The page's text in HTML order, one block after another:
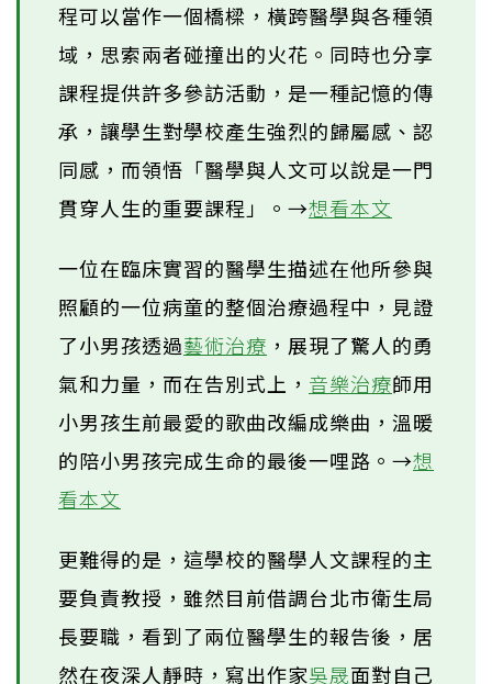
程可以當作一個橋樑，橫跨醫學與各種領
域，思索兩者碰撞出的火花。同時也分享
課程提供許多參訪活動，是一種記憶的傳
承，讓學生對學校產生強烈的歸屬感、認
同感，而領悟「醫學與人文可以說是一門
貫穿人生的重要課程」。→想看本文
一位在臨床實習的醫學生描述在他所參與
照顧的一位病童的整個治療過程中，見證
了小男孩透過藝術治療 ，展現了驚人的勇
氣和力量，而在告別式上， 音樂治療師用
小男孩生前最愛的歌曲改編成樂曲，溫暖
的陪小男孩完成生命的最後一哩路。→想
看本文
更難得的是，這學校的醫學人文課程的主
要負責教授，雖然目前借調台北市衛生局
長要職，看到了兩位醫學生的報告後，居
然在夜深人靜時，寫出作家吳晟面對自己